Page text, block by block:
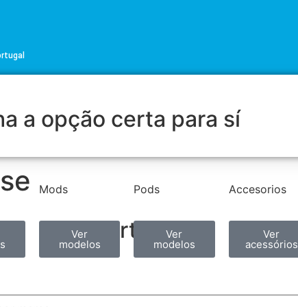
a opção certa para sí
Mods
Ver
modelos
Pods
Ver
modelos
Accesorios
Ver
acessórios
Partilhar